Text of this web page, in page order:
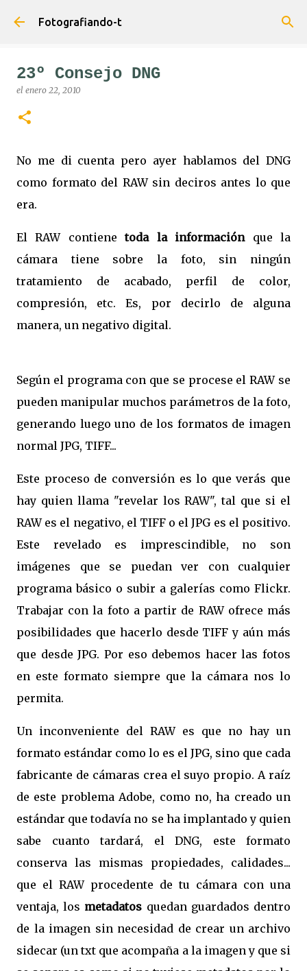
Ir al contenido principal
Fotografiando-t
23º Consejo DNG
el enero 22, 2010
No me di cuenta pero ayer hablamos del DNG
como formato del RAW sin deciros antes lo que
era.
El RAW contienetoda la informaciónque la
cámara tiene sobre la foto, sin ningún
tratamiento de acabado, perfil de color,
compresión, etc. Es, por decirlo de alguna
manera, un negativo digital.
Según el programa con que se procese el RAW se
pueden manipular muchos parámetros de la foto,
generando luego uno de los formatos de imagen
normal JPG, TIFF...
Este proceso de conversión es lo que verás que
hay quien llama "revelar los RAW", tal que si el
RAW es el negativo, el TIFF o el JPG es el positivo.
Este revelado es imprescindible, no son
imágenes que se puedan ver con cualquier
programa básico o subir a galerías como Flickr.
Trabajar con la foto a partir de RAW ofrece más
posibilidades que hacerlo desde TIFF y aún más
que desde JPG. Por eso debemos hacer las fotos
en este formato siempre que la cámara nos lo
permita.
Un inconveniente del RAW es que no hay un
formato estándar como lo es el JPG, sino que cada
fabricante de cámaras crea el suyo propio. A raíz
de este problema Adobe, como no, ha creado un
estándar que todavía no se ha implantado y quien
sabe cuanto tardará, el DNG, este formato
conserva las mismas propiedades, calidades...
que el RAW procedente de tu cámara con una
ventaja, los metadatos quedan guardados dentro
de la imagen sin necesidad de crear un archivo
sidecar (un txt que acompaña a la imagen y que si